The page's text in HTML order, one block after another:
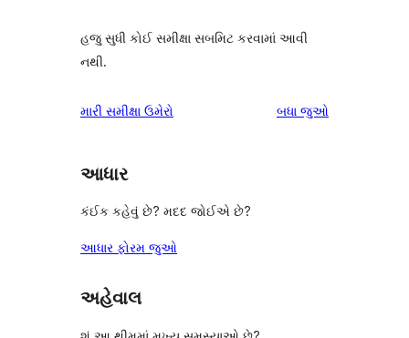
હજુ સુધી કોઈ સમીક્ષા સબમિટ કરવામાં આવી
નથી.
મારી સમીક્ષા ઉમેરો બધા સમીક્ષાઓ
જુઓ
આધાર
કંઈક કહેવું છે? મદદ જોઈએ છે?
આધાર ફોરમ જુઓ
અહેવાલ